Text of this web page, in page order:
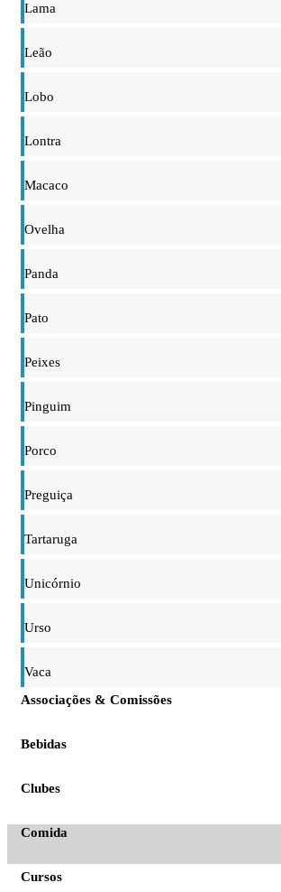
Lama
Leão
Lobo
Lontra
Macaco
Ovelha
Panda
Pato
Peixes
Pinguim
Porco
Preguiça
Tartaruga
Unicórnio
Urso
Vaca
Associações & Comissões
Bebidas
Clubes
Comida
Cursos